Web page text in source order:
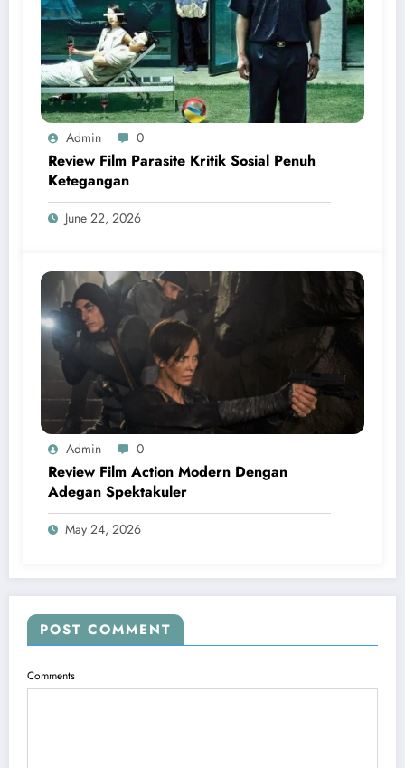
Admin 0
Review Film Parasite Kritik Sosial Penuh
Ketegangan
June 22, 2026
Admin 0
Review Film Action Modern Dengan
Adegan Spektakuler
May 24, 2026
POST COMMENT
Comments